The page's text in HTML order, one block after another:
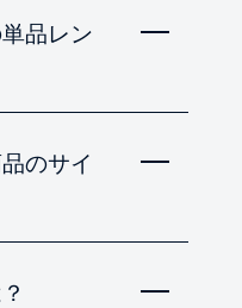
品レン
のサイ